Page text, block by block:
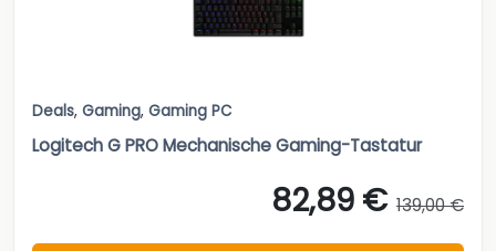
Deals, Gaming, Gaming PC
Logitech G PRO Mechanische Gaming-Tastatur
82,89 € 139,00 €